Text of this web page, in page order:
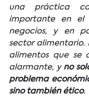
una práctica
importante en el
negocios, y en
sector
alimentos que se
alarmante, y no
problema
sino también ético.